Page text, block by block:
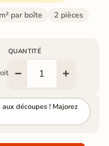
par boîte 2 pièces
QUANTITÉ
découpes ! Majorez